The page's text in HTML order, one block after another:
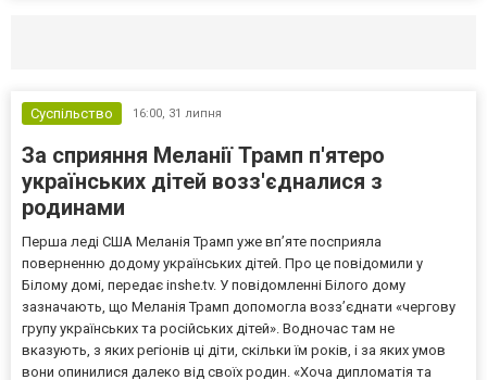
Суспільство 16:00, 31 липня
За сприяння Меланії Трамп п'ятеро
українських дітей возз'єдналися з
родинами
Перша леді США Меланія Трамп уже впʼяте посприяла
поверненню додому українських дітей. Про це повідомили у
Білому домі, передає inshe.tv. У повідомленні Білого дому
зазначають, що Меланія Трамп допомогла возз’єднати «чергову
групу українських та російських дітей». Водночас там не
вказують, з яких регіонів ці діти, скільки їм років, і за яких умов
вони опинилися далеко від своїх родин. «Хоча дипломатія та